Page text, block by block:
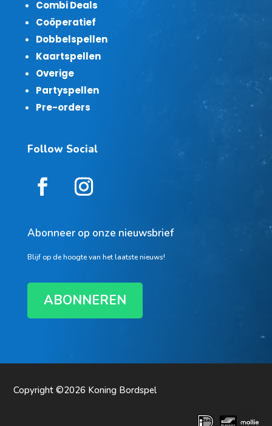
Combi Deals
Coöperatief
Dobbelspellen
Kaartspellen
Overige
Partyspellen
Pre-orders
Follow Social
Abonneer op onze nieuwsbrief
Blijf op de hoogte van het laatste nieuws!
ABONNEREN
Copyright ©2026 Koning Bordspel